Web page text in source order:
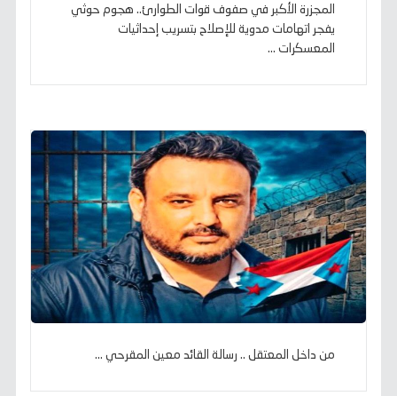
المجزرة الأكبر في صفوف قوات الطوارئ.. هجوم حوثي
يفجر اتهامات مدوية للإصلاح بتسريب إحداثيات
المعسكرات ...
من داخل المعتقل .. رسالة القائد معين المقرحي ...